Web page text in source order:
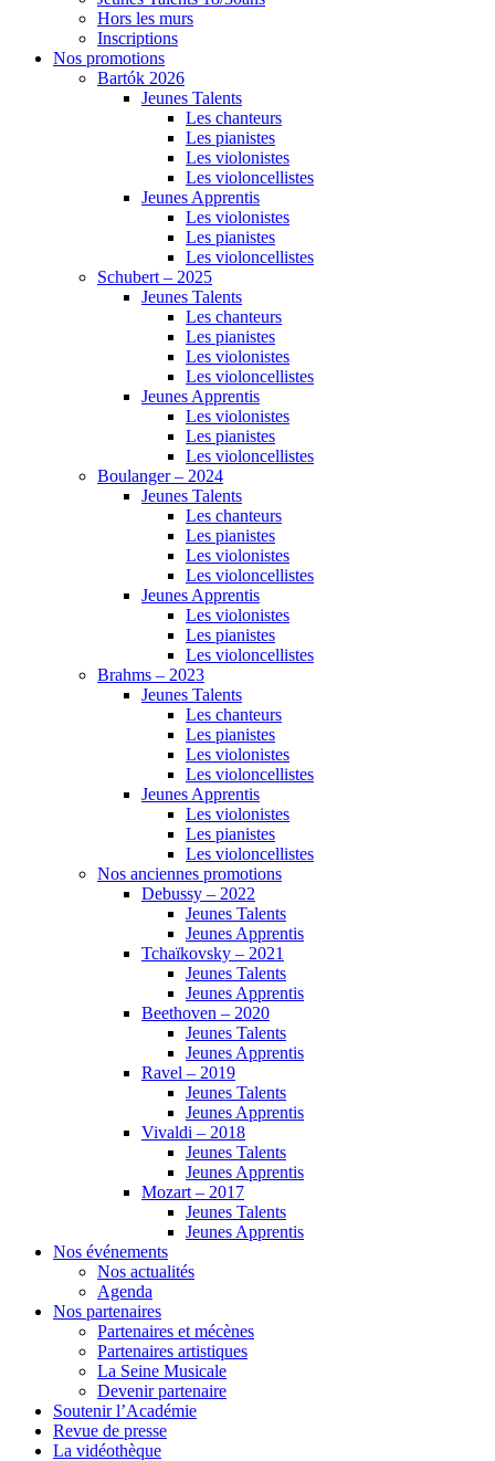
Hors les murs
Inscriptions
Nos promotions
Bartók 2026
Jeunes Talents
Les chanteurs
Les pianistes
Les violonistes
Les violoncellistes
Jeunes Apprentis
Les violonistes
Les pianistes
Les violoncellistes
Schubert – 2025
Jeunes Talents
Les chanteurs
Les pianistes
Les violonistes
Les violoncellistes
Jeunes Apprentis
Les violonistes
Les pianistes
Les violoncellistes
Boulanger – 2024
Jeunes Talents
Les chanteurs
Les pianistes
Les violonistes
Les violoncellistes
Jeunes Apprentis
Les violonistes
Les pianistes
Les violoncellistes
Brahms – 2023
Jeunes Talents
Les chanteurs
Les pianistes
Les violonistes
Les violoncellistes
Jeunes Apprentis
Les violonistes
Les pianistes
Les violoncellistes
Nos anciennes promotions
Debussy – 2022
Jeunes Talents
Jeunes Apprentis
Tchaïkovsky – 2021
Jeunes Talents
Jeunes Apprentis
Beethoven – 2020
Jeunes Talents
Jeunes Apprentis
Ravel – 2019
Jeunes Talents
Jeunes Apprentis
Vivaldi – 2018
Jeunes Talents
Jeunes Apprentis
Mozart – 2017
Jeunes Talents
Jeunes Apprentis
Nos événements
Nos actualités
Agenda
Nos partenaires
Partenaires et mécènes
Partenaires artistiques
La Seine Musicale
Devenir partenaire
Soutenir l’Académie
Revue de presse
La vidéothèque